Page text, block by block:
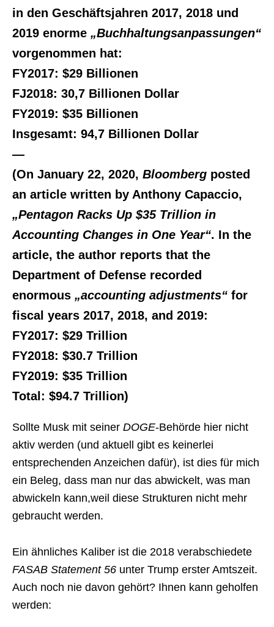
in den Geschäftsjahren 2017, 2018 und
2019 enorme „Buchhaltungsanpassungen“
vorgenommen hat:
FY2017: $29 Billionen
FJ2018: 30,7 Billionen Dollar
FY2019: $35 Billionen
Insgesamt: 94,7 Billionen Dollar
—
(On January 22, 2020, Bloomberg posted
an article written by Anthony Capaccio,
„Pentagon Racks Up $35 Trillion in
Accounting Changes in One Year“. In the
article, the author reports that the
Department of Defense recorded
enormous „accounting adjustments“ for
fiscal years 2017, 2018, and 2019:
FY2017: $29 Trillion
FY2018: $30.7 Trillion
FY2019: $35 Trillion
Total: $94.7 Trillion)
Sollte Musk mit seiner DOGE-Behörde hier nicht
aktiv werden (und aktuell gibt es keinerlei
entsprechenden Anzeichen dafür), ist dies für mich
ein Beleg, dass man nur das abwickelt, was man
abwickeln kann,weil diese Strukturen nicht mehr
gebraucht werden.
Ein ähnliches Kaliber ist die 2018 verabschiedete
FASAB Statement 56 unter Trump erster Amtszeit.
Auch noch nie davon gehört? Ihnen kann geholfen
werden: